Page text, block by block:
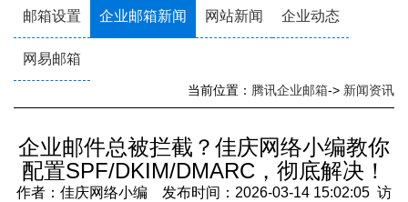
邮箱设置 企业邮箱新闻 网站新闻 企业动态
网易邮箱
当前位置： 腾讯企业邮箱-> 新闻资讯
企业邮件总被拦截？佳庆网络小编教你
配置SPF/DKIM/DMARC，彻底解决！
作者：佳庆网络小编 发布时间：2026-03-14 15:02:05 访